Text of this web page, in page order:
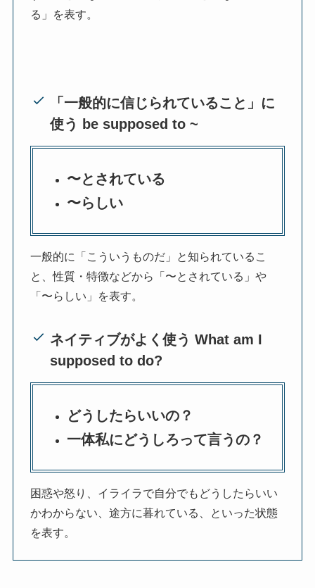
る」を表す。
「一般的に信じられていること」に
使う be supposed to ~
〜とされている
〜らしい
一般的に「こういうものだ」と知られているこ
と、性質・特徴などから「〜とされている」や
「〜らしい」を表す。
ネイティブがよく使う What am I
supposed to do?
どうしたらいいの？
一体私にどうしろって言うの？
困惑や怒り、イライラで自分でもどうしたらいい
かわからない、途方に暮れている、といった状態
を表す。